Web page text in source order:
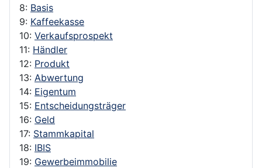
8: Basis
9: Kaffeekasse
10: Verkaufsprospekt
11: Händler
12: Produkt
13: Abwertung
14: Eigentum
15: Entscheidungsträger
16: Geld
17: Stammkapital
18: IBIS
19: Gewerbeimmobilie